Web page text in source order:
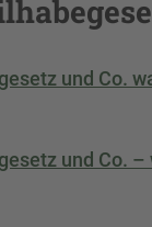
und Co.
und Co.